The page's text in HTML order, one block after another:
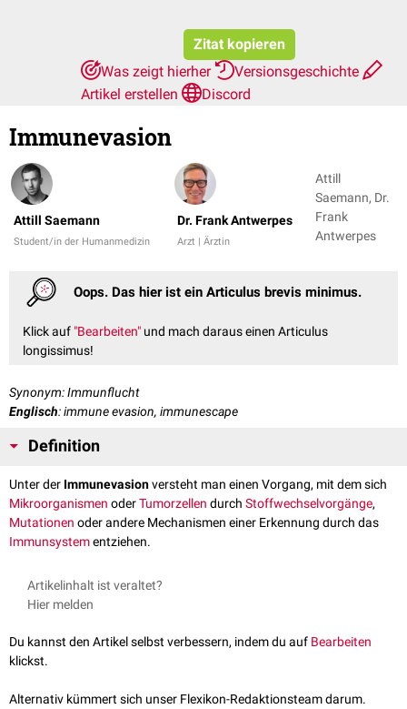
Zitat kopieren
Was zeigt hierher
Versionsgeschichte
Artikel erstellen
Discord
Immunevasion
Attill Saemann
Student/in der Humanmedizin
Dr. Frank Antwerpes
Arzt | Ärztin
Attill
Saemann, Dr.
Frank
Antwerpes
Oops. Das hier ist ein Articulus brevis minimus.
Klick auf "Bearbeiten" und mach daraus einen Articulus
longissimus!
Synonym: Immunflucht
Englisch: immune evasion, immunescape
Definition
Unter der Immunevasionversteht man einen Vorgang, mit dem sich
Mikroorganismen oderTumorzellen durch Stoffwechselvorgänge,
Mutationen oder andere Mechanismen einer Erkennung durch das
Immunsystementziehen.
Artikelinhalt ist veraltet?
Hier melden
Du kannst den Artikel selbst verbessern, indem du auf Bearbeiten
klickst.
Alternativ kümmert sich unser Flexikon-Redaktionsteam darum.